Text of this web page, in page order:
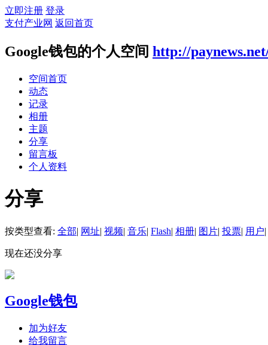
立即注册 登录
支付产业网 返回首页
Google钱包的个人空间 http://
空间首页
动态
记录
相册
主题
分享
留言板
个人资料
分享
按类型查看: 全部| 网址| 视频| 音乐| Flash| 相册| 图片| 投票| 用户|
现在还没分享
Google钱包
加为好友
给我留言